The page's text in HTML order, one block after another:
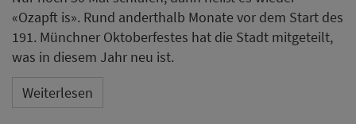
«Ozapft is». Rund anderthalb Monate vor dem Start des
191. Münchner Oktoberfestes hat die Stadt mitgeteilt,
was in diesem Jahr neu ist.
Weiterlesen